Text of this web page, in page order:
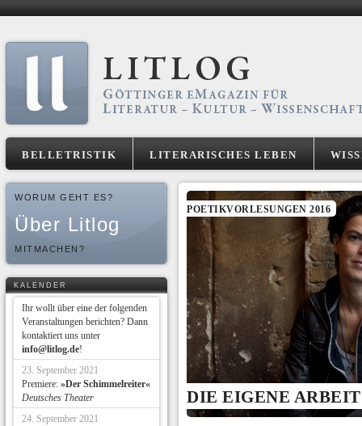
BELLETRISTIK LITERARISCHES LEBEN
POETIKVORLESUNGEN 2016
DIE EIGENE
WORUM GEHT ES?
Über Litlog
MITMACHEN?
KALENDER
Ihr wollt über eine der folgenden
Veranstaltungen berichten? Dann
kontaktiert uns unter
info@litlog.de!
23. September 2021
Premiere: »Der Schimmelreiter«
Deutsches Theater
24. September 2021